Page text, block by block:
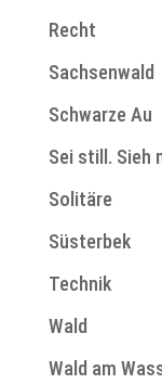
Recht
Sachsenwald
Schwarze Au
Sei still. Sieh
Solitäre
Süsterbek
Technik
Wald
Wald am